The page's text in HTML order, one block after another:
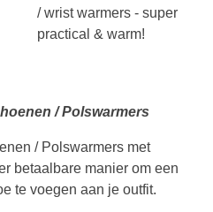
/ wrist warmers - super
practical & warm!
/ Polswarmers
/ Polswarmers met
betaalbare manier om een
te voegen aan je outfit.